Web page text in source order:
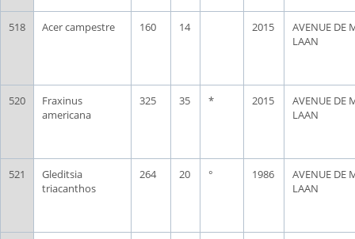
518 Acer campestre 160 14 2015
AVENUE DE
LAAN
520
Fraxinus
americana
325 35 * 2015
AVENUE DE
LAAN
521
Gleditsia
triacanthos
264 20 ° 1986
AVENUE DE
LAAN